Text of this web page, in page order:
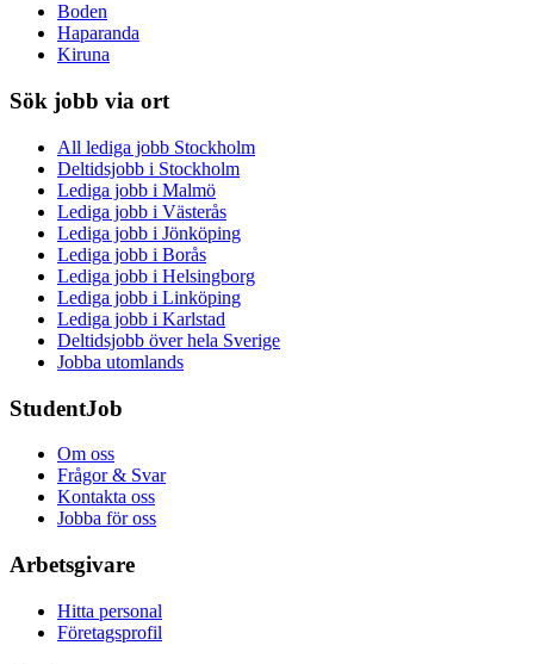
Boden
Haparanda
Kiruna
Sök jobb via ort
All lediga jobb Stockholm
Deltidsjobb i Stockholm
Lediga jobb i Malmö
Lediga jobb i Västerås
Lediga jobb i Jönköping
Lediga jobb i Borås
Lediga jobb i Helsingborg
Lediga jobb i Linköping
Lediga jobb i Karlstad
Deltidsjobb över hela Sverige
Jobba utomlands
StudentJob
Om oss
Frågor & Svar
Kontakta oss
Jobba för oss
Arbetsgivare
Hitta personal
Företagsprofil